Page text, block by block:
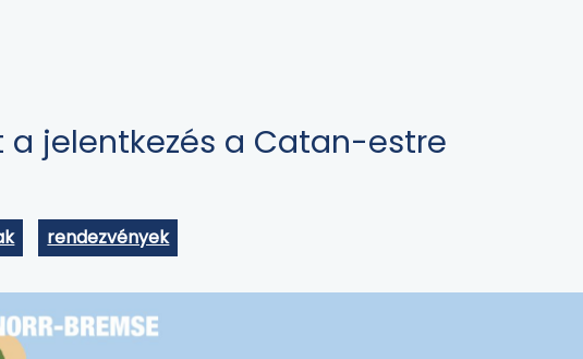
a jelentkezés a Catan-estre
rendezvények